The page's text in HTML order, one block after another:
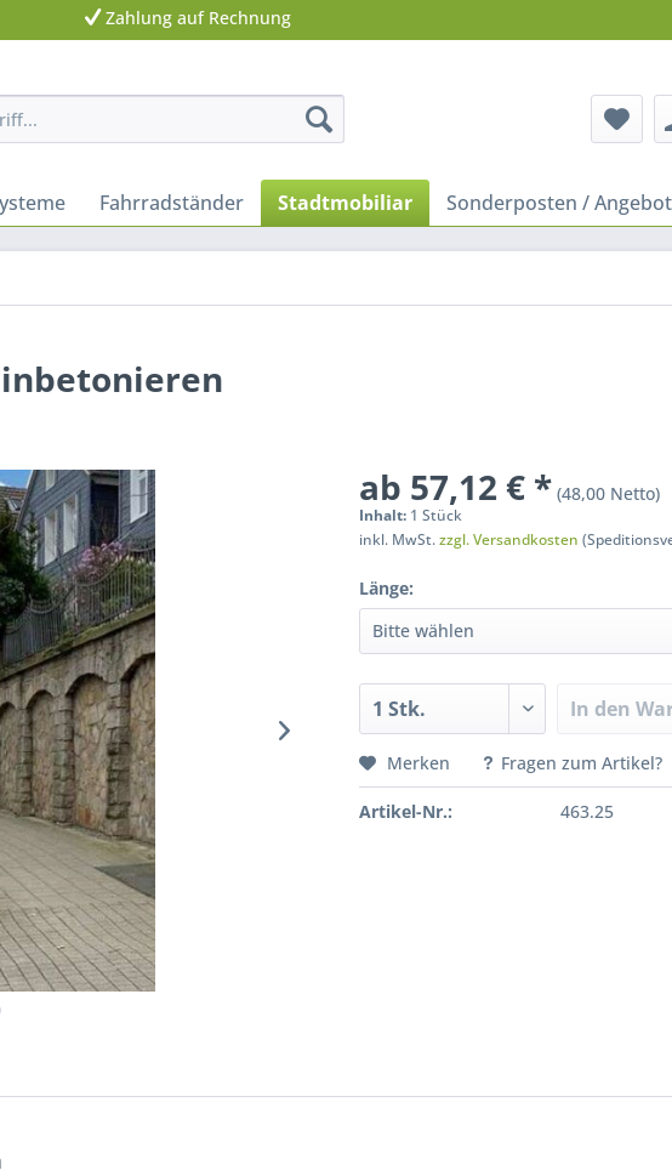
Zahlung auf Rechnung
Fahrradständer Stadtmobiliar Sonderposten /
ab 57,12 € * (48,00 Netto)
Inhalt: 1 Stück
inkl. MwSt.zzgl. Versandkosten
Länge:
In den
Merken Fragen zum Artikel?
Artikel-Nr.: 463.25